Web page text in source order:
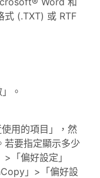
式 (.TXT) 或 RTF
。
用的項目」，然
若要指定顯示多少
「偏好設定」
」>「偏好設